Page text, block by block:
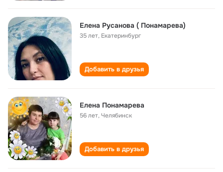
Елена Русанова ( Понамарева)
35 лет, Екатеринбург
Добавить в друзья
Елена Понамарева
56 лет,Челябинск
Добавить в друзья